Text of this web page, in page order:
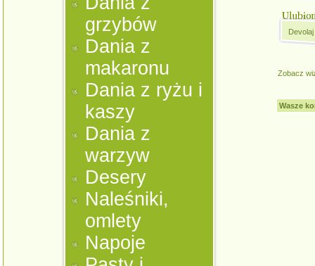
grzybów
Dania z
makaronu
Dania z ryżu i
kaszy
Dania z
warzyw
Desery
Naleśniki,
omlety
Napoje
Zobacz
Wasze